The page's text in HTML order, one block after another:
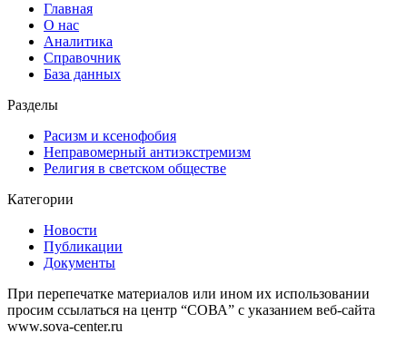
Главная
О нас
Аналитика
Справочник
База данных
Разделы
Расизм и ксенофобия
Неправомерный антиэкстремизм
Религия в светском обществе
Категории
Новости
Публикации
Документы
При перепечатке материалов или ином их использовании
просим ссылаться на центр “СОВА” с указанием веб-сайта
www.sova-center.ru